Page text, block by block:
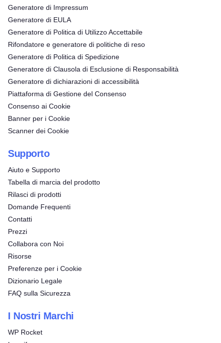
Generatore di Impressum
Generatore di EULA
Generatore di Politica di Utilizzo Accettabile
Rifondatore e generatore di politiche di reso
Generatore di Politica di Spedizione
Generatore di Clausola di Esclusione di Responsabilità
Generatore di dichiarazioni di accessibilità
Piattaforma di Gestione del Consenso
Consenso ai Cookie
Banner per i Cookie
Scanner dei Cookie
Supporto
Aiuto e Supporto
Tabella di marcia del prodotto
Rilasci di prodotti
Domande Frequenti
Contatti
Prezzi
Collabora con Noi
Risorse
Preferenze per i Cookie
Dizionario Legale
FAQ sulla Sicurezza
I Nostri Marchi
WP Rocket